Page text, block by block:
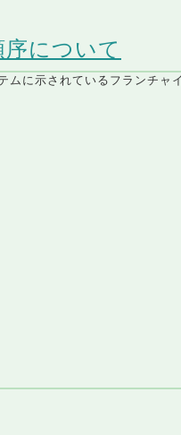
について
ムに示されているフランチャ